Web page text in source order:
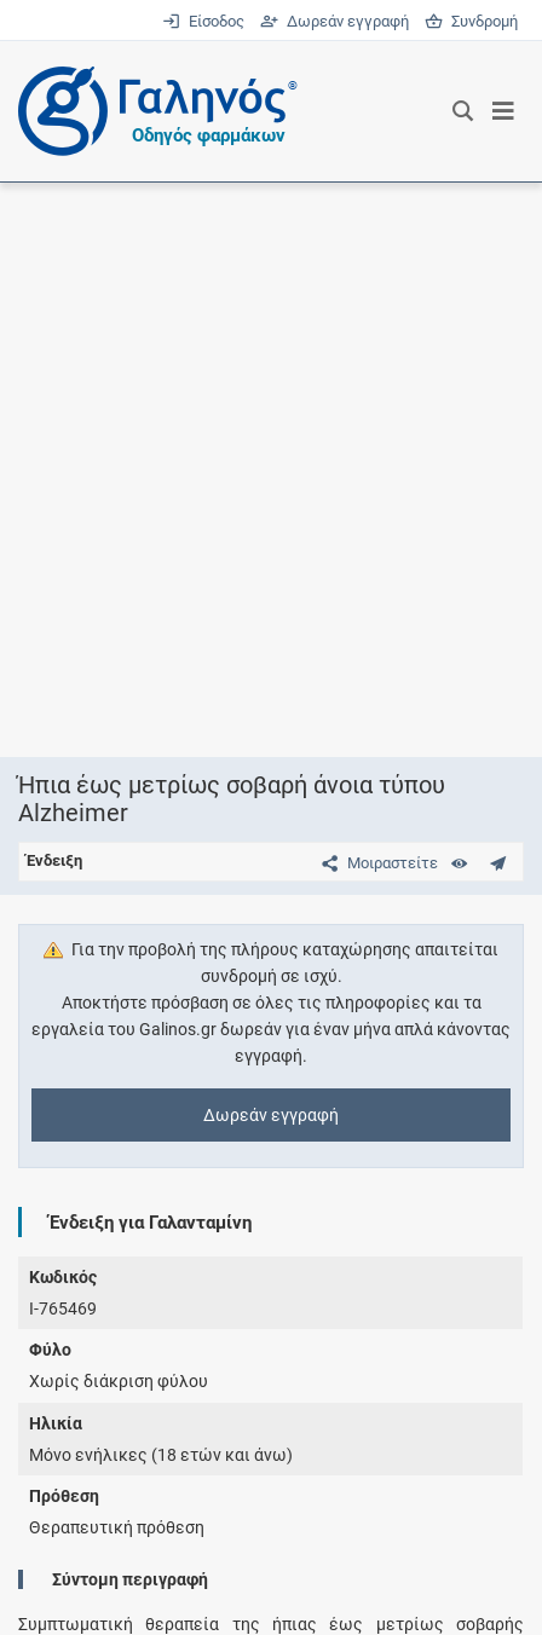
Είσοδος Δωρεάν εγγραφή Συνδρομή
®
Οδηγός φαρμάκων
Ήπια έως μετρίως σοβαρή άνοια τύπου
Alzheimer
Μοιραστείτε
Ένδειξη
Για την προβολή της πλήρους καταχώρησης απαιτείται
συνδρομή σε ισχύ.
Αποκτήστε πρόσβαση σε όλες τις πληροφορίες και τα
εργαλεία του Galinos.gr δωρεάν για έναν μήνα απλά κάνοντας
εγγραφή.
Δωρεάν εγγραφή
Ένδειξη για Γαλανταμίνη
Κωδικός
I-765469
Φύλο
Χωρίς διάκριση φύλου
Ηλικία
Μόνο ενήλικες (18 ετών και άνω)
Πρόθεση
Θεραπευτική πρόθεση
Σύντομη περιγραφή
Συμπτωματική θεραπεία της ήπιας έως μετρίως σοβαρής